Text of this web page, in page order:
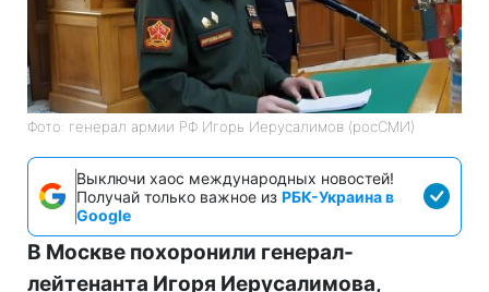
Фото: генерал армии РФ Игорь Иерусалимов (росСМИ)
Выключи хаос международных новостей!
Получай только важное из РБК-Украина в
Google
В Москве похоронили генерал-
лейтенанта Игоря Иерусалимова,